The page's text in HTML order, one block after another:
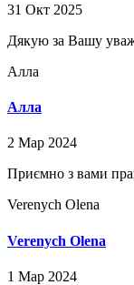
31 Окт 2025
Дякую за Вашу
Алла
Алла
2 Мар 2024
Приємно з вами
Verenych Olena⁩
Verenych Olena⁩
1 Мар 2024